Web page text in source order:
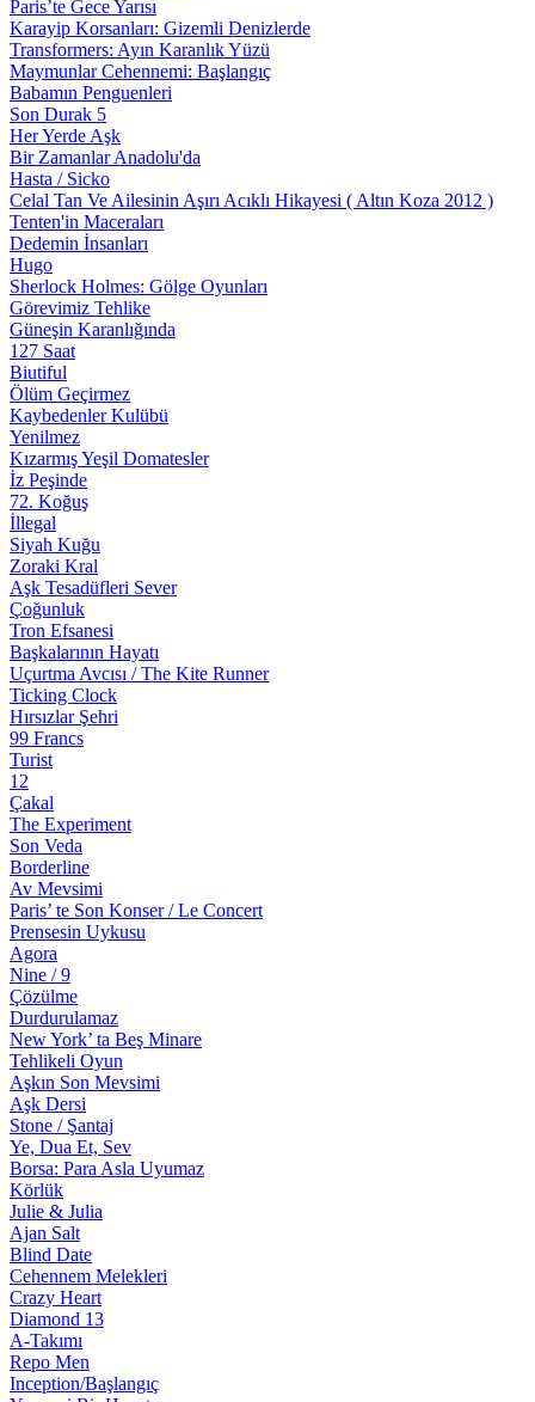
Paris’te Gece Yarısı
Karayip Korsanları: Gizemli Denizlerde
Transformers: Ayın Karanlık Yüzü
Maymunlar Cehennemi: Başlangıç
Babamın Penguenleri
Son Durak 5
Her Yerde Aşk
Bir Zamanlar Anadolu'da
Hasta / Sicko
Celal Tan Ve Ailesinin Aşırı Acıklı Hikayesi ( Altın Koza 2012 )
Tenten'in Maceraları
Dedemin İnsanları
Hugo
Sherlock Holmes: Gölge Oyunları
Görevimiz Tehlike
Güneşin Karanlığında
127 Saat
Biutiful
Ölüm Geçirmez
Kaybedenler Kulübü
Yenilmez
Kızarmış Yeşil Domatesler
İz Peşinde
72. Koğuş
İllegal
Siyah Kuğu
Zoraki Kral
Aşk Tesadüfleri Sever
Çoğunluk
Tron Efsanesi
Başkalarının Hayatı
Uçurtma Avcısı / The Kite Runner
Ticking Clock
Hırsızlar Şehri
99 Francs
Turist
12
Çakal
The Experiment
Son Veda
Borderline
Av Mevsimi
Paris’ te Son Konser / Le Concert
Prensesin Uykusu
Agora
Nine / 9
Çözülme
Durdurulamaz
New York’ ta Beş Minare
Tehlikeli Oyun
Aşkın Son Mevsimi
Aşk Dersi
Stone / Şantaj
Ye, Dua Et, Sev
Borsa: Para Asla Uyumaz
Körlük
Julie & Julia
Ajan Salt
Blind Date
Cehennem Melekleri
Crazy Heart
Diamond 13
A-Takımı
Repo Men
Inception/Başlangıç